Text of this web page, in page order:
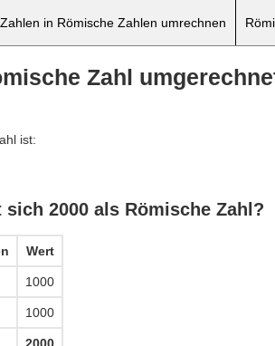
in Römische Zahlen umrechnen
Zahl
ist:
sich 2000 als Römische Zahl?
Wert
1000
1000